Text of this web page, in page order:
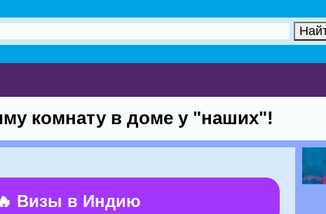
комнату в доме у "наших"!
Визы в Индию